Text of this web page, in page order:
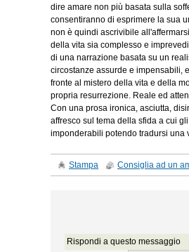
dire amare non più basata sulla
consentiranno di esprimere la sua
non è quindi ascrivibile
della vita sia complesso e
di una narrazione basata su un
circostanze assurde e impensabili,
fronte al mistero della vita e della
propria resurrezione. Reale ed
Con una prosa ironica, asciutta,
affresco sul tema della sfida a cui
imponderabili potendo tradursi una
Stampa Consiglia ad un
Rispondi a questo messaggio